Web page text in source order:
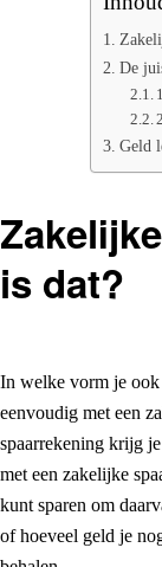
De
Geld
is dat?
In welke vorm je ook
eenvoudig met een
spaarrekening krijg
met een zakelijke
kunt sparen om
of hoeveel geld je